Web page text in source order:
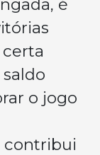
o jogo
contribui